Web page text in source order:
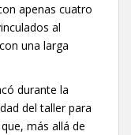
apenas cuatro
al
una larga
durante la
del taller para
más allá de